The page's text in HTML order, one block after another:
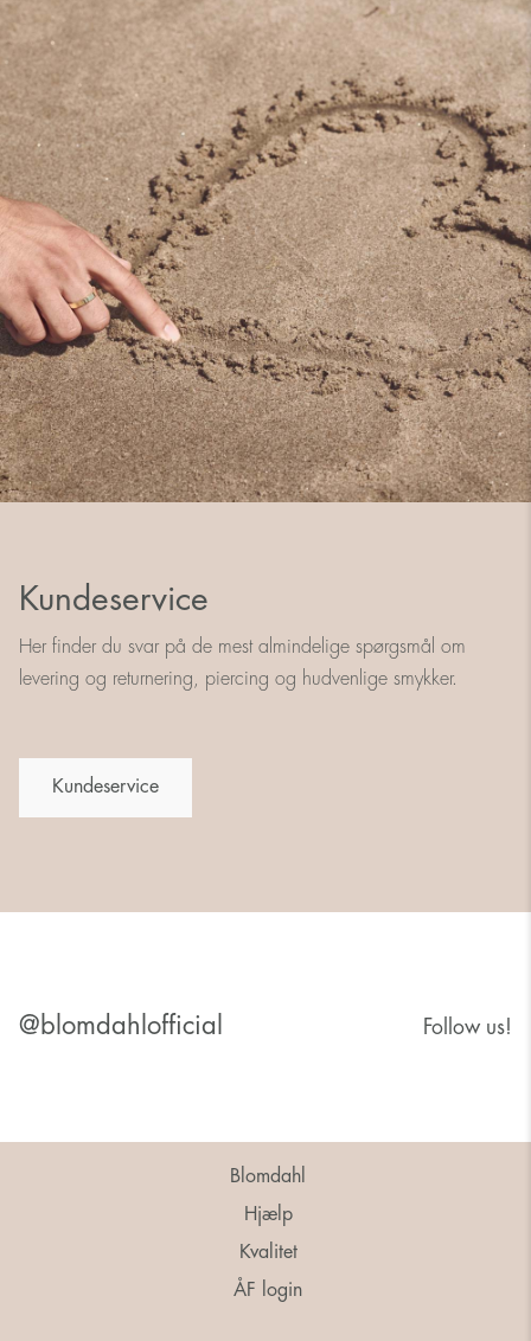
Kundeservice
Her finder du svar på de mest almindelige spørgsmål om
levering og returnering, piercing og hudvenlige smykker.
Kundeservice
@blomdahlofficial Follow us!
Blomdahl
Hjælp
Kvalitet
ÅF login